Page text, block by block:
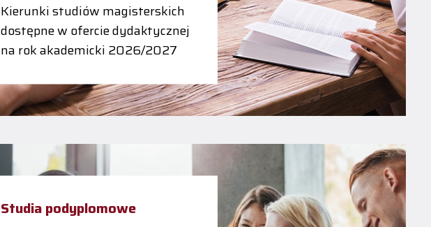
Kierunki studiów magisterskich
dostępne w ofercie dydaktycznej
na rok akademicki 2026/2027
Studia podyplomowe